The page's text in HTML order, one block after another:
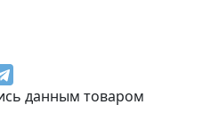
данным товаром